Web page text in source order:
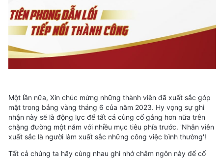
Một lần nữa, Xin chúc mừng những thành viên đã xuất sắc góp
mặt trong bảng vàng tháng 6 của năm 2023. Hy vọng sự ghi
nhận này sẽ là động lực để tất cả cùng cố gắng hơn nữa trên
chặng đường một năm với nhiều mục tiêu phía trước. 'Nhân viên
xuất sắc là người làm xuất sắc những công việc bình thường'!
Tất cả chúng ta hãy cùng nhau ghi nhớ châm ngôn này để cố